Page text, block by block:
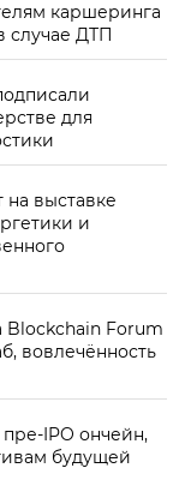
каршеринга
случае ДТП
для
на выставке
и
Blockchain Forum
вовлечённость
пре-IPO ончейн,
будущей